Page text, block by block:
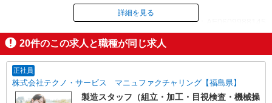
ID：AE0609988145
掲載期間終了
詳細を見る
20件のこの求人と職種が同じ求人
正社員
株式会社テクノ・サービス マニュファクチャリング【福島県】
製造スタッフ（組立・加工・目視検査・機械操